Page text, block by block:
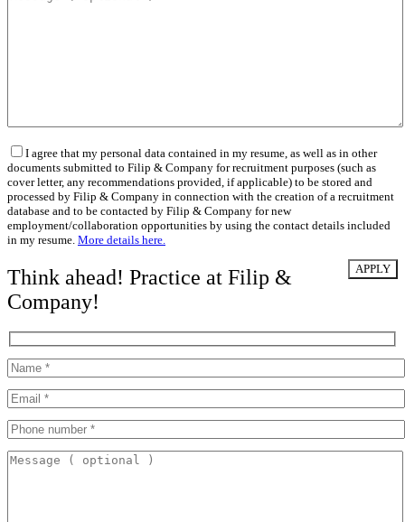
I agree that my personal data contained in my resume, as well as in other
documents submitted to Filip & Company for recruitment purposes (such as
cover letter, any recommendations provided, if applicable) to be stored and
processed by Filip & Company in connection with the creation of a recruitment
database and to be contacted by Filip & Company for new
employment/collaboration opportunities by using the contact details included
in my resume. More details here.
Think ahead! Practice at Filip &
Company!